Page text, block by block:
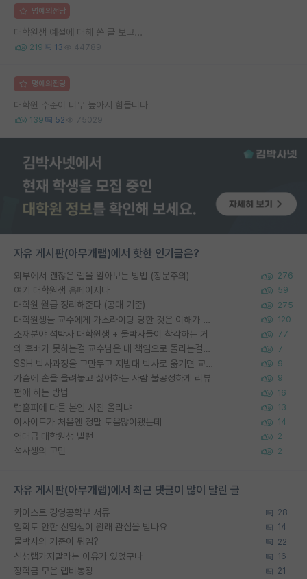
명예의전당
대학원생 예절에 대해 쓴 글 보고...
219 13 44789
명예의전당
대학원 수준이 너무 높아서 힘듭니다
139 52 75029
자유 게시판(아무개랩)에서 핫한 인기글은?
외부에서 괜찮은 랩을 알아보는 방법 (장문주의) 276
여기 대학원생 홈페이지다 59
대학원 월급 정리해준다 (공대 기준) 275
대학원생들 교수에게 가스라이팅 당한 것은 이해가 갑니다. 안타깝네요. 120
소재분야 석박사 대학원생 + 물박사들이 착각하는 거 77
왜 후배가 못하는걸 교수님은 내 책임으로 돌리는걸까요? 7
SSH 박사과정을 그만두고 지방대 박사로 옮기면 교수의 꿈은 끝일까요? 9
가슴에 손을 올려놓고 싫어하는 사람 불공정하게 리뷰 9
편애 하는 방법 16
랩홈피에 다들 본인 사진 올리냐 13
이사이트가 처음엔 정말 도움많이됐는데 14
역대급 대학원생 빌런 2
석사생의 고민 2
자유 게시판(아무개랩)에서 최근 댓글이 많이 달린 글
카이스트 경영공학부 서류 28
입학도 안한 신입생이 원래 관심을 받나요 14
물박사의 기준이 뭐임? 22
신생랩가지말라는 이유가 있었구나 16
장학금 모은 랩비통장 21